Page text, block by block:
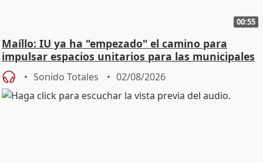
00:55
Maíllo: IU ya ha "empezado" el camino para
impulsar espacios unitarios para las municipales
Sonido Totales 02/08/2026